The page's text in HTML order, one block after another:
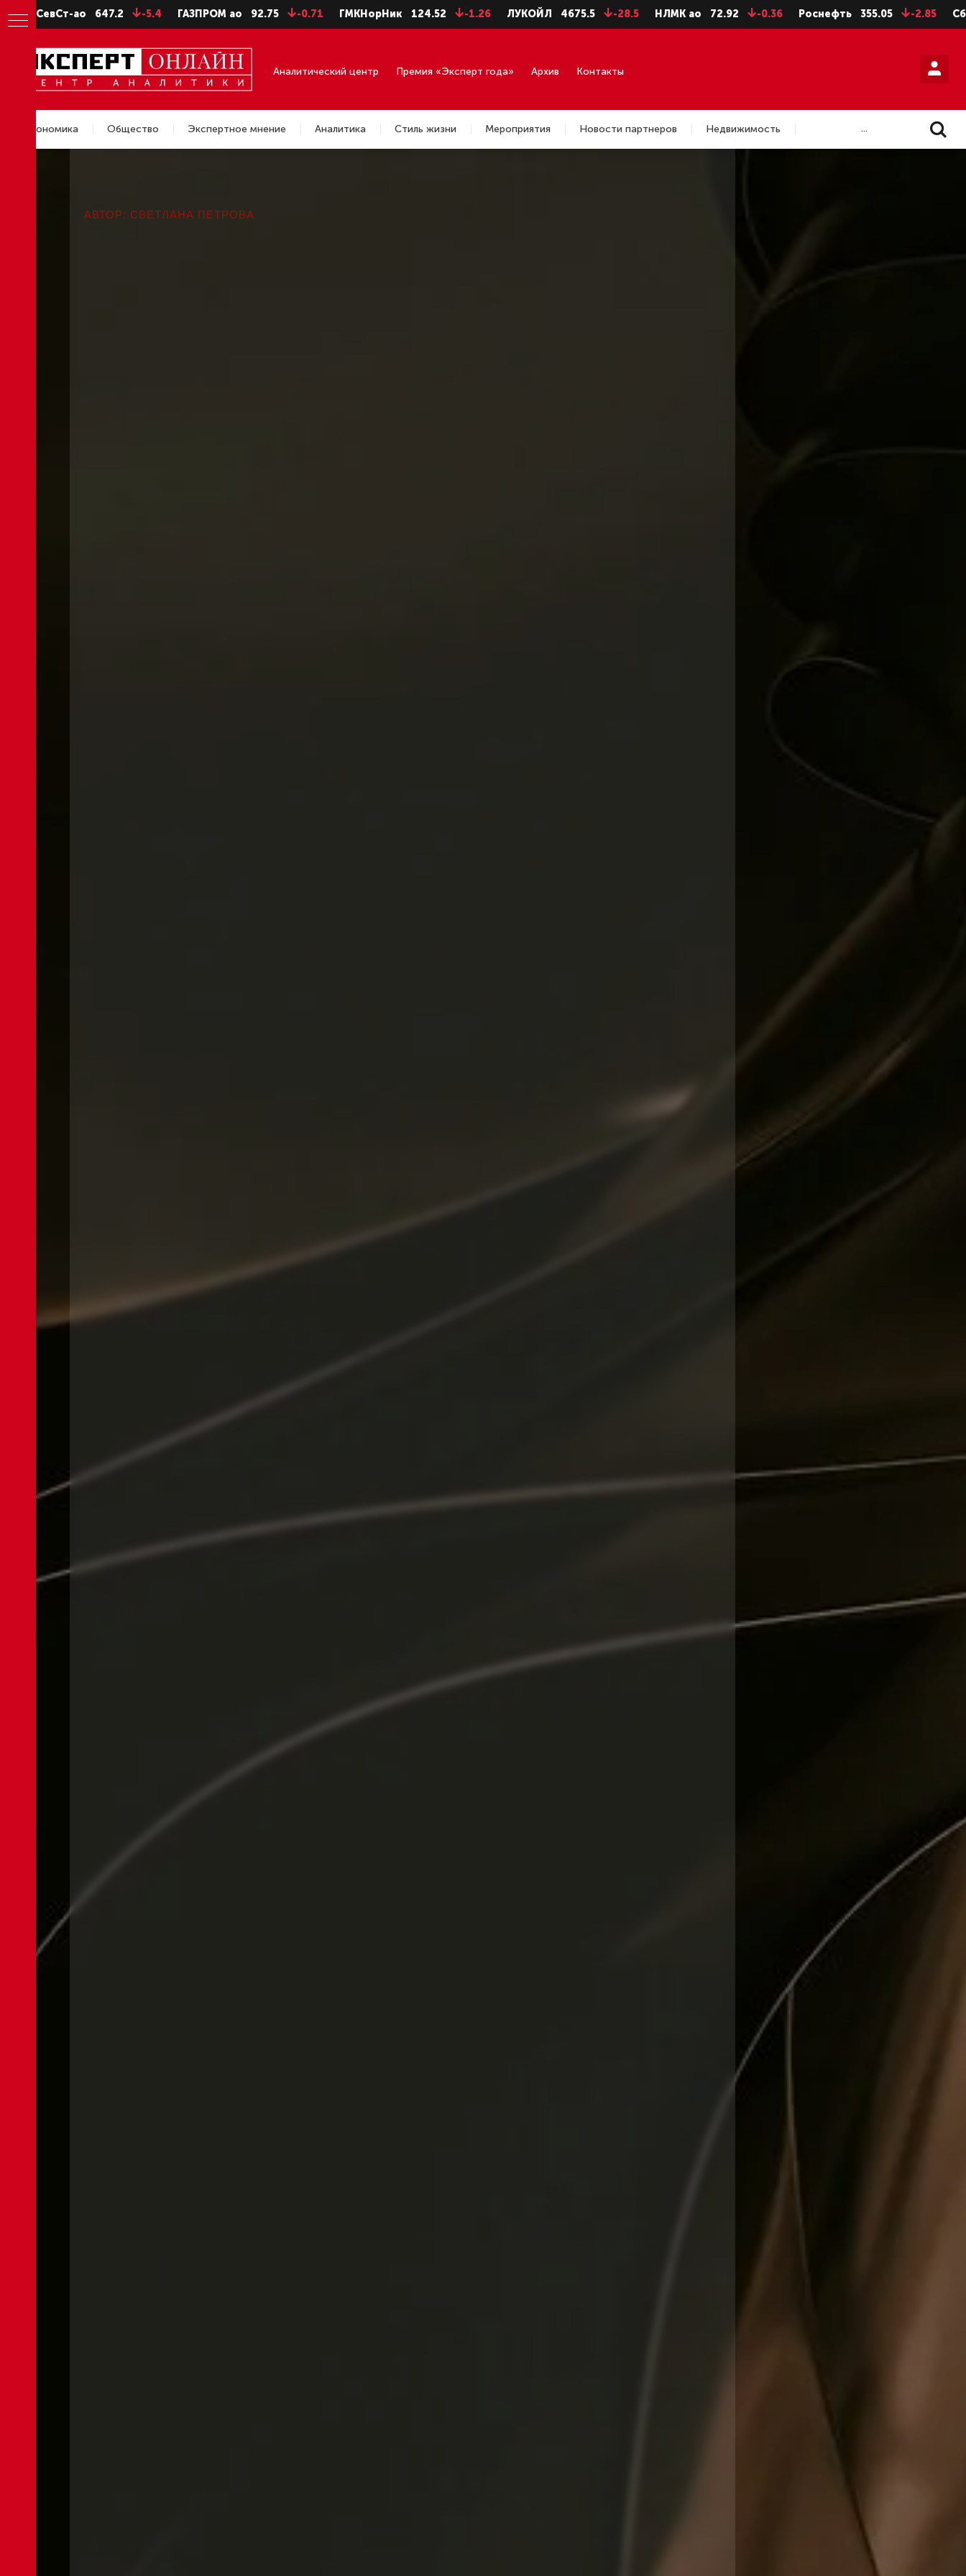
ао 647.2 -5.4 ГАЗПРОМ ао 92.75 -0.71 ГМКНорНик 124.52 -1.26 ЛУКОЙЛ 4675.5 -28.5 НЛМК ао 72.92 -0.36 Роснефть 355.05 -2.85 Сбербанк
Аналитический центр Премия «Эксперт года» Архив Контакты
Экономика Общество Экспертное мнение Аналитика Стиль жизни Мероприятия Новости партнеров
Недвижимость
...
АВТОР: СВЕТЛАНА ПЕТРОВА